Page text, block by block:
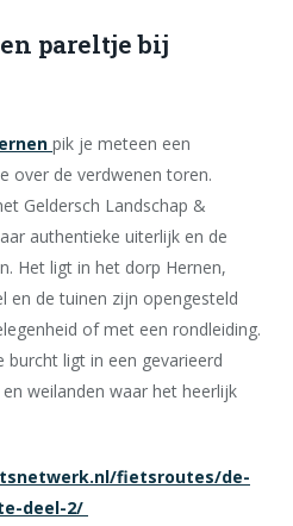
pareltje bij
pik je meteen een
over de verdwenen toren.
Geldersch Landschap &
authentieke uiterlijk en de
Het ligt in het dorp Hernen,
en de tuinen zijn opengesteld
of met een rondleiding.
ligt in een gevarieerd
weilanden waar het heerlijk
fietsroutes/de-
deel-2/